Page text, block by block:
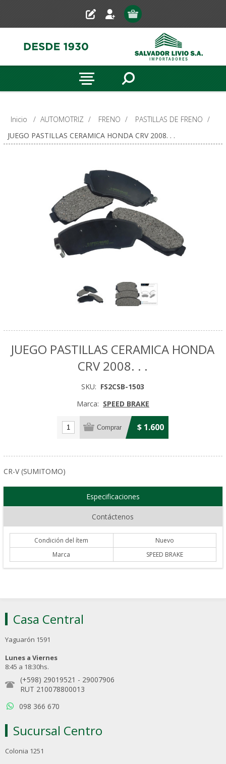
Inicio / AUTOMOTRIZ / FRENO / PASTILLAS DE FRENO /
JUEGO PASTILLAS CERAMICA HONDA CRV 2008. . .
JUEGO PASTILLAS CERAMICA HONDA
CRV 2008. . .
SKU: FS2CSB-1503
Marca: SPEED BRAKE
$ 1.600
CR-V (SUMITOMO)
Especificaciones
Contáctenos
Condición del ítem
Nuevo
Marca
SPEED BRAKE
Casa Central
Yaguarón 1591
Lunes a Viernes
8:45 a 18:30hs.
(+598) 29019521 - 29007906
RUT 210078800013
098 366 670
Sucursal Centro
Colonia 1251